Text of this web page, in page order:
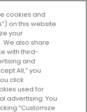
cookies and
on this website
your
also share
with third-
and
All,” you
click
used for
advertising. You
“Customize